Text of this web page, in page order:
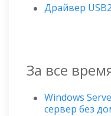
Драйвер
За все
Windows
сервер без